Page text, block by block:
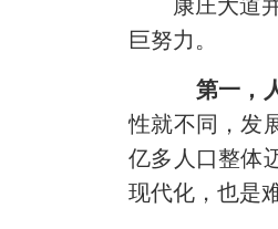
康庄大道并
巨努力。
第一，
性就不同，发
亿多人口整体
现代化，也是